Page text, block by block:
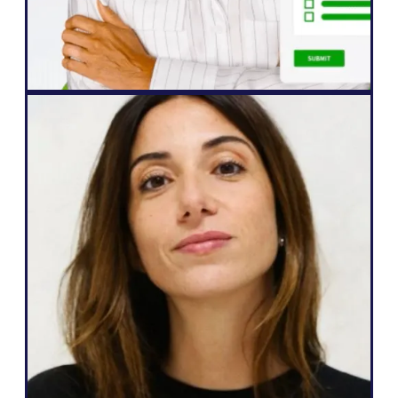
ジョン・スプリングリ
シニア・ウェブサイト・マネージャー
ウェブ制作会社
「Weglotの魅力は、私のニーズにもクライ
アントへの約束にも応えてくれるところで
す。簡単に多言語化でき、Webサイトを自
分たちで管理でき、リード獲得にもつなが
る。それを数クリックで実現できるんで
す。」